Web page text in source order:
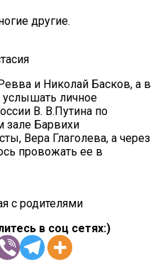
другие.
и Николай Басков, а в
услышать личное
В. В.Путина по
зале Барвихи
Вера Глаголева, а через
провожать ее в
с родителями
в соц сетях:)